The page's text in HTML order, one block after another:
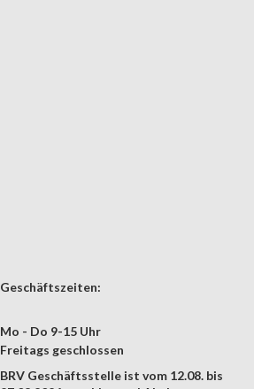
Geschäftszeiten:
Mo - Do 9-15 Uhr
Freitags geschlossen
BRV Geschäftsstelle ist vom 12.08. bis